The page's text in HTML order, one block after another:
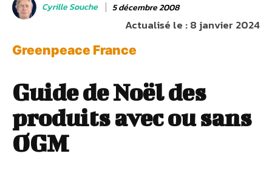
Cyrille Souche 5 décembre 2008
Actualisé le :8 janvier 2024
Greenpeace France
Guide de Noël des
produits avec ou sans
OGM